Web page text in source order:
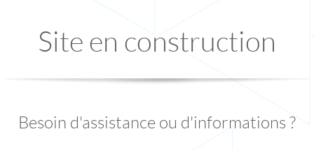
Site en construction
Besoin d'assistance ou d'informations ?